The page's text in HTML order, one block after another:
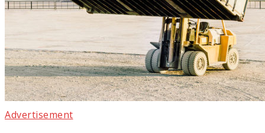
Advertisement